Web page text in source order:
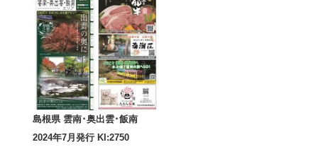
島根県 雲南･奥出雲･飯南
2024年7月発行 KI:2750